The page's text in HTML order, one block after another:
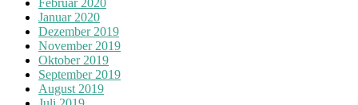
Februar 2020
Januar 2020
Dezember 2019
November 2019
Oktober 2019
September 2019
August 2019